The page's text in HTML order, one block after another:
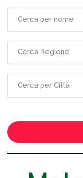
Cerca Regione